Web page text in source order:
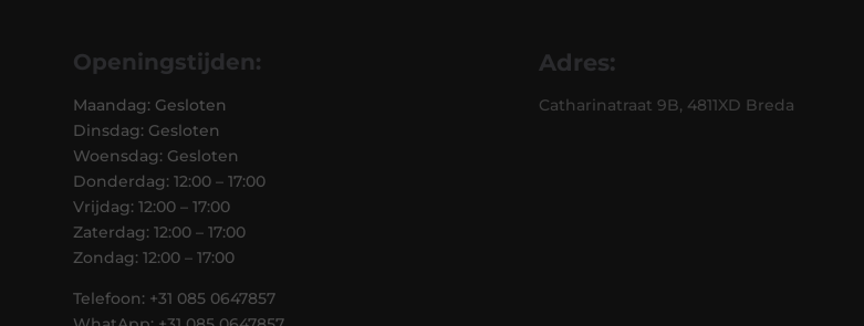
Openingstijden:
Maandag: Gesloten
Dinsdag: Gesloten
Woensdag: Gesloten
Donderdag: 12:00 – 17:00
Vrijdag: 12:00 – 17:00
Zaterdag: 12:00 – 17:00
Zondag: 12:00 – 17:00
Telefoon: +31 085 0647857
Adres:
Catharinatraat 9B, 4811XD Breda